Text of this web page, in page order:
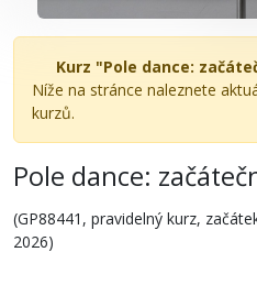
Kurz "Pole dance:
Níže na stránce naleznete
kurzů.
Pole dance:
(GP88441, pravidelný kurz,
2026)